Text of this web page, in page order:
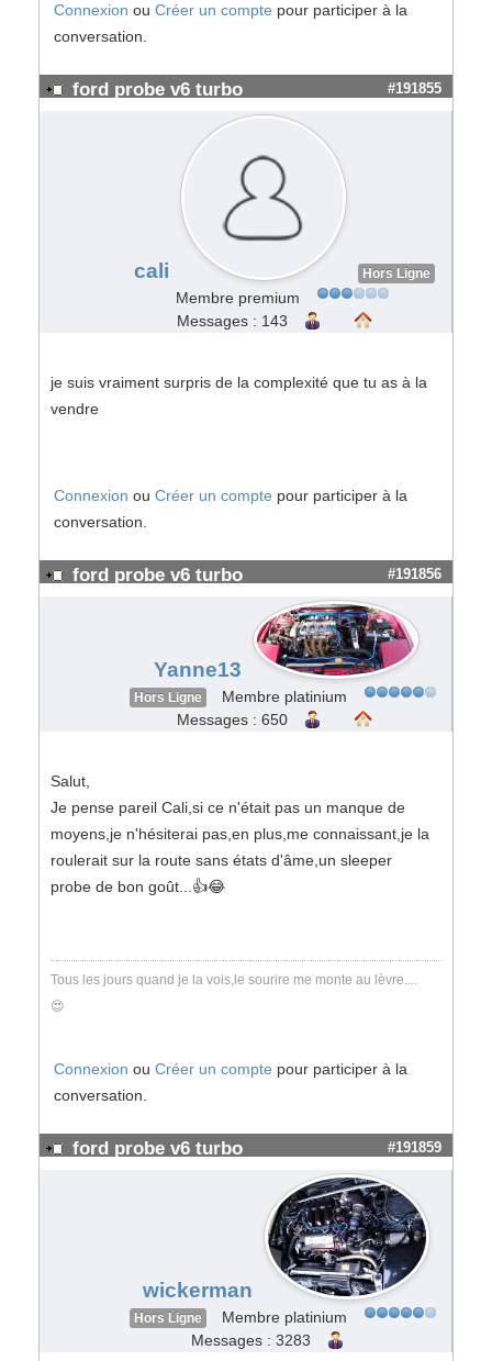
Connexion ou Créer un compte pour participer à la
conversation.
ford probe v6 turbo #191855
cali Hors Ligne
Membre premium
Messages : 143
je suis vraiment surpris de la complexité que tu as à la
vendre
Connexion ou Créer un compte pour participer à la
conversation.
ford probe v6 turbo #191856
Yanne13
Hors Ligne
Membre platinium
Messages : 650
Salut,
Je pense pareil Cali,si ce n'était pas un manque de
moyens,je n'hésiterai pas,en plus,me connaissant,je la
roulerait sur la route sans états d'âme,un sleeper
probe de bon goût...👍😂
Tous les jours quand je la vois,le sourire me monte au lèvre....
😍
Connexion ou Créer un compte pour participer à la
conversation.
ford probe v6 turbo #191859
wickerman
Hors Ligne
Membre platinium
Messages : 3283